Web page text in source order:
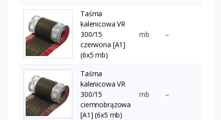
Taśma
kalenicowa VR
300/15
czerwona [A1]
(6x5 mb)
mb –
Taśma
kalenicowa VR
300/15
ciemnobrązowa
[A1] (6x5 mb)
mb –